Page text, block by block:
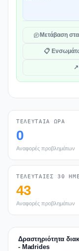
Μετάβαση
📋
↗
ΤΕΛΕΥΤΑΊΑ ΏΡΑ
0
Αναφορές προβλημάτων
ΤΕΛΕΥΤΑΊΕΣ 30
43
Αναφορές προβλημάτων
Δραστηριότητα
- Madrides